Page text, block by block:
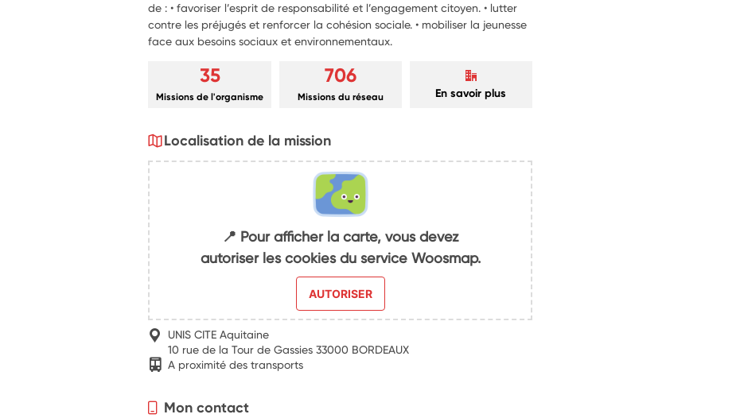
de : • favoriser l’esprit de responsabilité et l’engagement citoyen. • lutter
contre les préjugés et renforcer la cohésion sociale. • mobiliser la jeunesse
face aux besoins sociaux et environnementaux.
35
Missions de l'organisme
706
Missions du réseau En savoir plus
Localisation de la mission
📍 Pour afficher la carte, vous devez
autoriser les cookies du service Woosmap.
AUTORISER
UNIS CITE Aquitaine
10 rue de la Tour de Gassies 33000 BORDEAUX
A proximité des transports
Mon contact